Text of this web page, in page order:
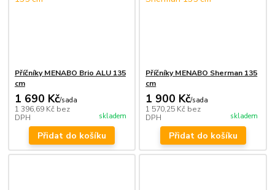
Příčníky MENABO Brio ALU 135
cm
1 690 Kč/sada
1 396,69 Kč bez
DPH
skladem
Přidat do košíku
Příčníky MENABO Sherman 135
cm
1 900 Kč/sada
1 570,25 Kč bez
DPH
skladem
Přidat do košíku